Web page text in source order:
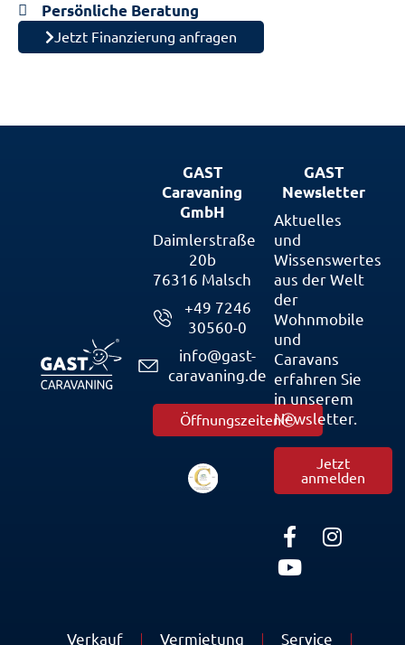
Persönliche Beratung
Jetzt Finanzierung anfragen
GAST
Caravaning
GmbH
Daimlerstraße
20b
76316 Malsch
+49 7246
30560-0
info@gast-
caravaning.de
Öffnungszeiten
GAST
Newsletter
Aktuelles
und
Wissenswertes
aus der Welt
der
Wohnmobile
und
Caravans
erfahren Sie
in unserem
Newsletter.
Jetzt
anmelden
Verkauf Vermietung Service